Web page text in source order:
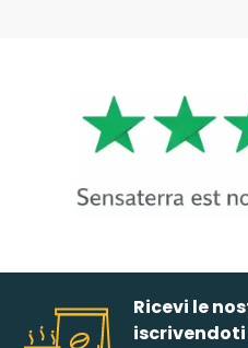
Ricevi le